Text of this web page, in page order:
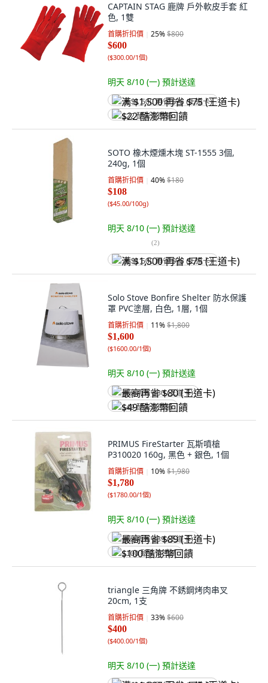
CAPTAIN STAG 鹿牌 戶外軟皮手套 紅
色, 1雙
首購折扣價 25%$800
$600
($300.00/1個)
明天 8/10 (一) 預計送達
满 $1,500 再省 $75 (王道卡)
$22 酷澎幣回饋
SOTO 橡木煙燻木塊 ST-1555 3個,
240g, 1個
首購折扣價 40%$180
$108
($45.00/100g)
明天 8/10 (一) 預計送達
(2)
满 $1,500 再省 $75 (王道卡)
Solo Stove Bonfire Shelter 防水保護
罩 PVC塗層, 白色, 1層, 1個
首購折扣價 11%$1,800
$1,600
($1600.00/1個)
明天 8/10 (一) 預計送達
最高再省 $80 (王道卡)
$49 酷澎幣回饋
PRIMUS FireStarter 瓦斯噴槍
P310020 160g, 黑色 + 銀色, 1個
首購折扣價 10%$1,980
$1,780
($1780.00/1個)
明天 8/10 (一) 預計送達
最高再省 $89 (王道卡)
$100 酷澎幣回饋
triangle 三角牌 不銹鋼烤肉串叉
20cm, 1支
首購折扣價 33%$600
$400
($400.00/1個)
明天 8/10 (一) 預計送達